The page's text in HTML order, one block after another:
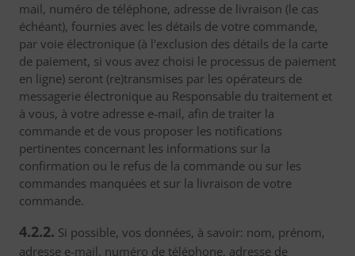
mail, numéro de téléphone, adresse de livraison (le cas
échéant), fournies avec les détails de votre commande,
par voie électronique (à l'exclusion des détails de la carte
de paiement, si vous avez choisi le processus de paiement
en ligne) seront (re)transmises par les opérateurs de
messagerie électronique au Responsable du traitement et
à vous, à votre adresse e-mail, afin de traiter la
commande et de vous proposer les notifications
pertinentes concernant les informations sur la
confirmation ou le refus de la commande ou sur les
commandes manquées et sur la livraison de votre
commande.
4.2.2. Si possible, vos données, à savoir: nom, prénom,
adresse e-mail, numéro de téléphone, adresse de